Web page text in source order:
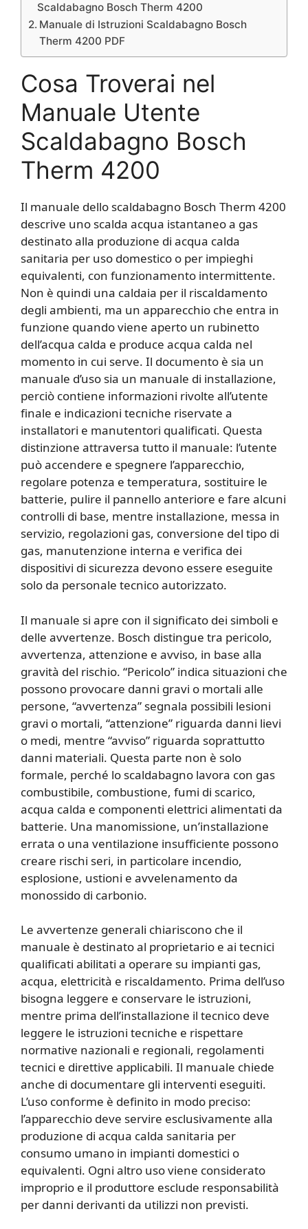
Scaldabagno Bosch Therm 4200
Manuale di Istruzioni Scaldabagno Bosch
Therm 4200 PDF
Cosa Troverai nel
Manuale Utente
Scaldabagno Bosch
Therm 4200
Il manuale dello scaldabagno Bosch Therm 4200
descrive uno scalda acqua istantaneo a gas
destinato alla produzione di acqua calda
sanitaria per uso domestico o per impieghi
equivalenti, con funzionamento intermittente.
Non è quindi una caldaia per il riscaldamento
degli ambienti, ma un apparecchio che entra in
funzione quando viene aperto un rubinetto
dell’acqua calda e produce acqua calda nel
momento in cui serve. Il documento è sia un
manuale d’uso sia un manuale di installazione,
perciò contiene informazioni rivolte all’utente
finale e indicazioni tecniche riservate a
installatori e manutentori qualificati. Questa
distinzione attraversa tutto il manuale: l’utente
può accendere e spegnere l’apparecchio,
regolare potenza e temperatura, sostituire le
batterie, pulire il pannello anteriore e fare alcuni
controlli di base, mentre installazione, messa in
servizio, regolazioni gas, conversione del tipo di
gas, manutenzione interna e verifica dei
dispositivi di sicurezza devono essere eseguite
solo da personale tecnico autorizzato.
Il manuale si apre con il significato dei simboli e
delle avvertenze. Bosch distingue tra pericolo,
avvertenza, attenzione e avviso, in base alla
gravità del rischio. “Pericolo” indica situazioni che
possono provocare danni gravi o mortali alle
persone, “avvertenza” segnala possibili lesioni
gravi o mortali, “attenzione” riguarda danni lievi
o medi, mentre “avviso” riguarda soprattutto
danni materiali. Questa parte non è solo
formale, perché lo scaldabagno lavora con gas
combustibile, combustione, fumi di scarico,
acqua calda e componenti elettrici alimentati da
batterie. Una manomissione, un’installazione
errata o una ventilazione insufficiente possono
creare rischi seri, in particolare incendio,
esplosione, ustioni e avvelenamento da
monossido di carbonio.
Le avvertenze generali chiariscono che il
manuale è destinato al proprietario e ai tecnici
qualificati abilitati a operare su impianti gas,
acqua, elettricità e riscaldamento. Prima dell’uso
bisogna leggere e conservare le istruzioni,
mentre prima dell’installazione il tecnico deve
leggere le istruzioni tecniche e rispettare
normative nazionali e regionali, regolamenti
tecnici e direttive applicabili. Il manuale chiede
anche di documentare gli interventi eseguiti.
L’uso conforme è definito in modo preciso:
l’apparecchio deve servire esclusivamente alla
produzione di acqua calda sanitaria per
consumo umano in impianti domestici o
equivalenti. Ogni altro uso viene considerato
improprio e il produttore esclude responsabilità
per danni derivanti da utilizzi non previsti.